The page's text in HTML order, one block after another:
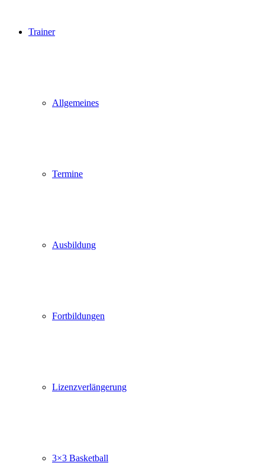
Trainer
Allgemeines
Termine
Ausbildung
Fortbildungen
Lizenzverlängerung
3×3 Basketball